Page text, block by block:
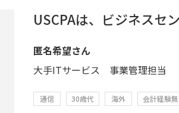
USCPAは、ビジネスセ
匿名希望さん
大手ITサービス 事業管理担当
通信 30歳代 海外 会計経験無